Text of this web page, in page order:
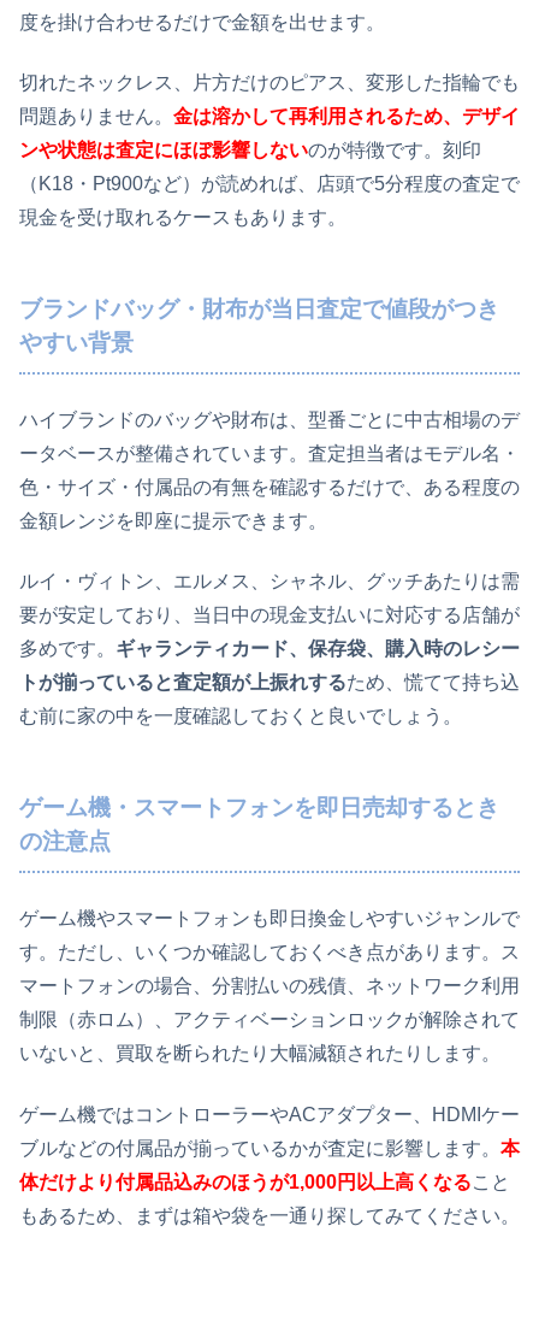
度を掛け合わせるだけで金額を出せます。
切れたネックレス、片方だけのピアス、変形した指輪でも
問題ありません。 金は溶かして再利用されるため、デザイ
ンや状態は査定にほぼ影響しないのが特徴です。刻印
（K18・Pt900など）が読めれば、店頭で5分程度の査定で
現金を受け取れるケースもあります。
ブランドバッグ・財布が当日査定で値段がつき
やすい背景
ハイブランドのバッグや財布は、型番ごとに中古相場のデ
ータベースが整備されています。査定担当者はモデル名・
色・サイズ・付属品の有無を確認するだけで、ある程度の
金額レンジを即座に提示できます。
ルイ・ヴィトン、エルメス、シャネル、グッチあたりは需
要が安定しており、当日中の現金支払いに対応する店舗が
多めです。 ギャランティカード、保存袋、購入時のレシー
トが揃っていると査定額が上振れするため、慌てて持ち込
む前に家の中を一度確認しておくと良いでしょう。
ゲーム機・スマートフォンを即日売却するとき
の注意点
ゲーム機やスマートフォンも即日換金しやすいジャンルで
す。ただし、いくつか確認しておくべき点があります。ス
マートフォンの場合、分割払いの残債、ネットワーク利用
制限（赤ロム）、アクティベーションロックが解除されて
いないと、買取を断られたり大幅減額されたりします。
ゲーム機ではコントローラーやACアダプター、HDMIケー
ブルなどの付属品が揃っているかが査定に影響します。 本
体だけより付属品込みのほうが1,000円以上高くなること
もあるため、まずは箱や袋を一通り探してみてください。